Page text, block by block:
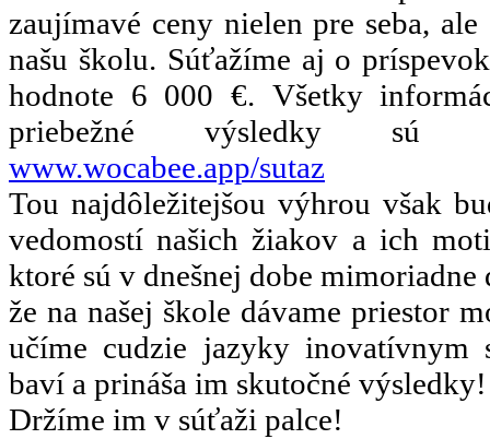
zaujímavé ceny nielen pre seba,
našu školu. Súťažíme aj o
hodnote 6 000 €. Všetky
priebežné výsledky
www.wocabee.app/sutaz
Tou najdôležitejšou výhrou však
vedomostí našich žiakov a ich
ktoré sú v dnešnej dobe
že na našej škole dávame priestor
učíme cudzie jazyky inovatívnym
baví a prináša im skutočné výsledky!
Držíme im v súťaži palce!